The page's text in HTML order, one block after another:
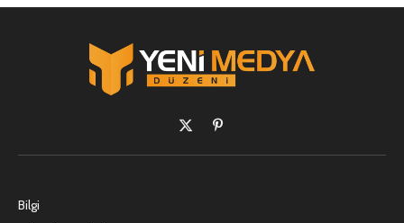
X
(Twitter)
Pinterest'in
Bilgi